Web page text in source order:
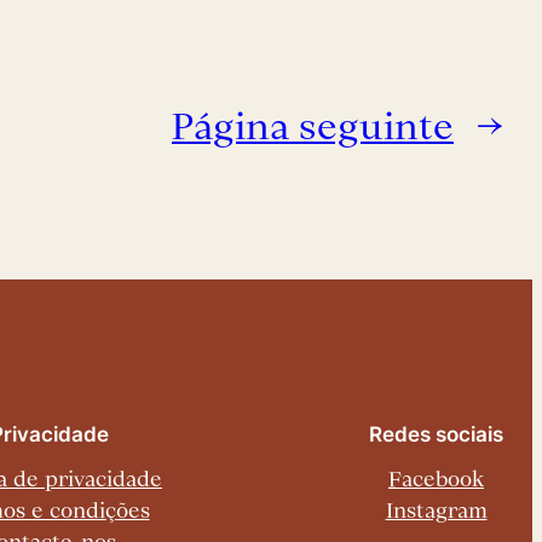
Página seguinte →
de privacidade
e condições
Redes sociais
Facebook
Instagram